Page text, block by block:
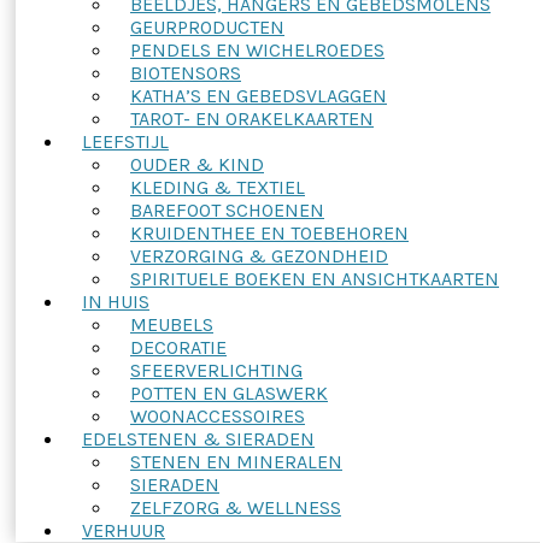
GEURPRODUCTEN
PENDELS EN WICHELROEDES
BIOTENSORS
KATHA’S EN GEBEDSVLAGGEN
TAROT- EN ORAKELKAARTEN
LEEFSTIJL
OUDER & KIND
KLEDING & TEXTIEL
BAREFOOT SCHOENEN
KRUIDENTHEE EN TOEBEHOREN
VERZORGING & GEZONDHEID
SPIRITUELE BOEKEN EN ANSICHTKAARTEN
IN HUIS
MEUBELS
DECORATIE
SFEERVERLICHTING
POTTEN EN GLASWERK
WOONACCESSOIRES
EDELSTENEN & SIERADEN
STENEN EN MINERALEN
SIERADEN
ZELFZORG & WELLNESS
VERHUUR